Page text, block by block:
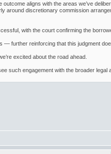
aligns with the areas we’ve
around discretionary commission
with the court confirming the
— further reinforcing that this judgment
excited about the road ahead.
such engagement with the broader legal